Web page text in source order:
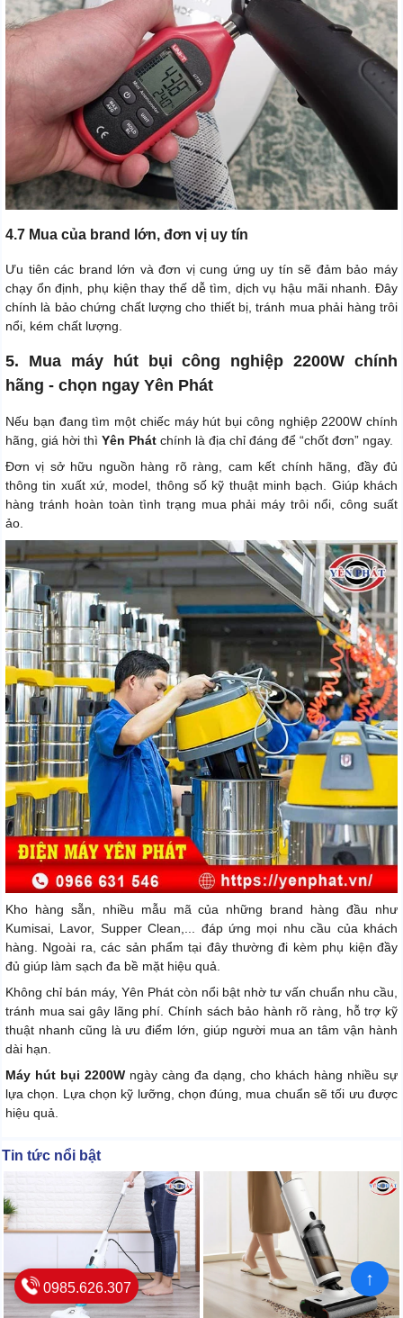
4.7 Mua của brand lớn, đơn vị uy tín
Ưu tiên các brand lớn và đơn vị cung ứng uy tín sẽ đảm bảo máy
chạy ổn định, phụ kiện thay thế dễ tìm, dịch vụ hậu mãi nhanh. Đây
chính là bảo chứng chất lượng cho thiết bị, tránh mua phải hàng trôi
nổi, kém chất lượng.
5. Mua máy hút bụi công nghiệp 2200W chính
hãng - chọn ngay Yên Phát
Nếu bạn đang tìm một chiếc máy hút bụi công nghiệp 2200W chính
hãng, giá hời thì Yên Phát chính là địa chỉ đáng để “chốt đơn” ngay.
Đơn vị sở hữu nguồn hàng rõ ràng, cam kết chính hãng, đầy đủ
thông tin xuất xứ, model, thông số kỹ thuật minh bạch. Giúp khách
hàng tránh hoàn toàn tình trạng mua phải máy trôi nổi, công suất
ảo.
Kho hàng sẵn, nhiều mẫu mã của những brand hàng đầu như
Kumisai, Lavor, Supper Clean,... đáp ứng mọi nhu cầu của khách
hàng. Ngoài ra, các sản phẩm tại đây thường đi kèm phụ kiện đầy
đủ giúp làm sạch đa bề mặt hiệu quả.
Không chỉ bán máy, Yên Phát còn nổi bật nhờ tư vấn chuẩn nhu cầu,
tránh mua sai gây lãng phí. Chính sách bảo hành rõ ràng, hỗ trợ kỹ
thuật nhanh cũng là ưu điểm lớn, giúp người mua an tâm vận hành
dài hạn.
Máy hút bụi 2200W ngày càng đa dạng, cho khách hàng nhiều sự
lựa chọn. Lựa chọn kỹ lưỡng, chọn đúng, mua chuẩn sẽ tối ưu được
hiệu quả.
Tin tức nổi bật
0985.626.307 ↑